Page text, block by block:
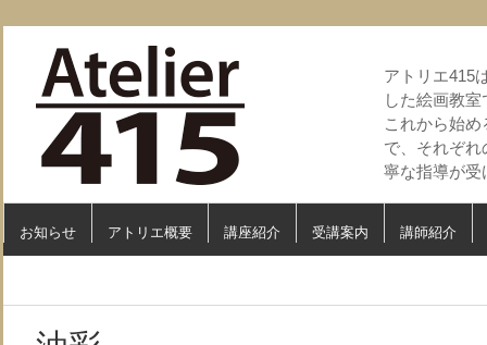
アトリエ415
した絵画教室
これから始
で、それぞ
寧な指導が受
お知らせ アトリエ概要 講座紹介 受講案内 講師紹介